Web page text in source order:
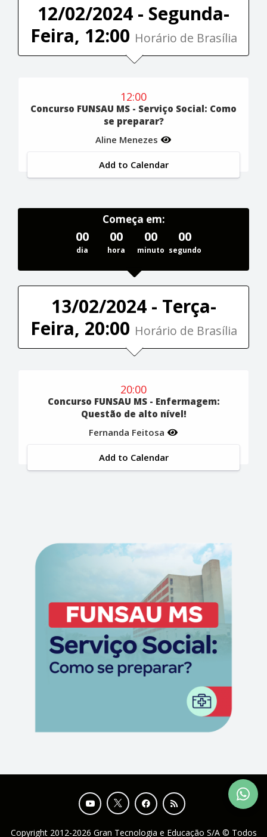
12/02/2024 - Segunda-
Feira, 12:00 Horário de Brasília
12:00
Concurso FUNSAU MS - Serviço Social: Como
se preparar?
Aline Menezes
Add to Calendar
Começa em:
00
dia
00
hora
00
minuto
00
segundo
13/02/2024 - Terça-
Feira, 20:00 Horário de Brasília
20:00
Concurso FUNSAU MS - Enfermagem:
Questão de alto nível!
Fernanda Feitosa
Add to Calendar
Copyright 2012-2026 Gran Tecnologia e Educação S/A © Todos